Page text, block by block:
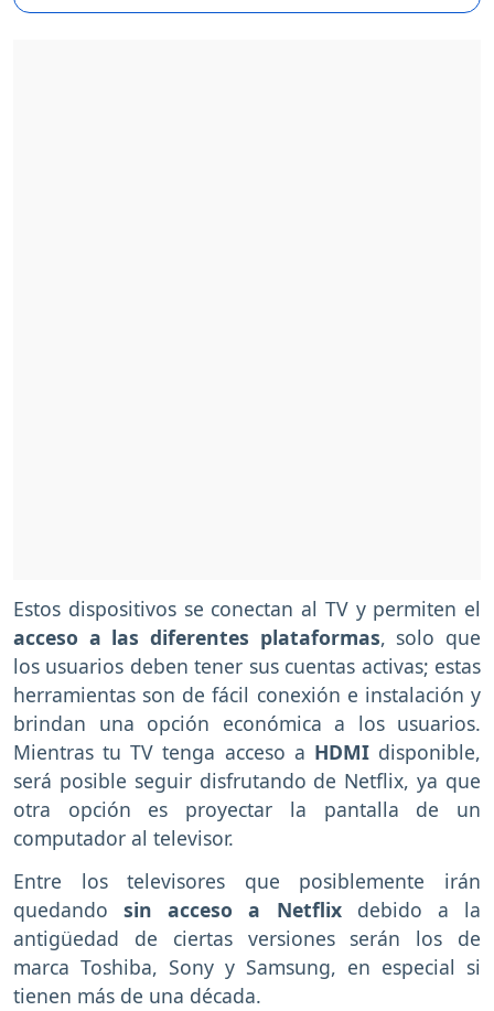
Estos dispositivos se conectan al TV y permiten el
acceso a las diferentes plataformas, solo que
los usuarios deben tener sus cuentas activas; estas
herramientas son de fácil conexión e instalación y
brindan una opción económica a los usuarios.
Mientras tu TV tenga acceso a HDMI disponible,
será posible seguir disfrutando de Netflix, ya que
otra opción es proyectar la pantalla de un
computador al televisor.
Entre los televisores que posiblemente irán
quedandosin acceso a Netflix debido a la
antigüedad de ciertas versiones serán los de
marca Toshiba, Sony y Samsung, en especial si
tienen más de una década.